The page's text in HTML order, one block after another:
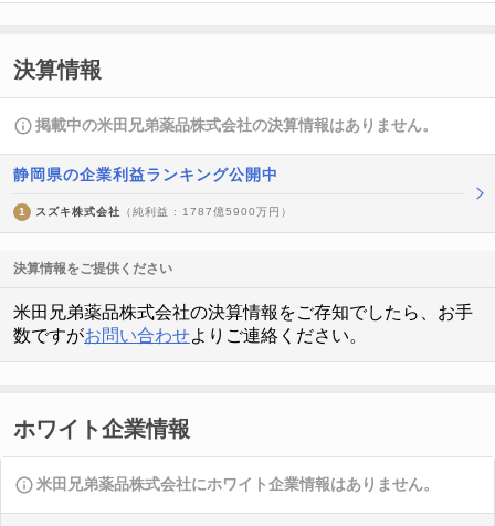
決算情報
掲載中の米田兄弟薬品株式会社の決算情報はありません。
静岡県の企業利益ランキング公開中
1 スズキ株式会社 （純利益 : 1787億5900万円）
決算情報をご提供ください
米田兄弟薬品株式会社の決算情報をご存知でしたら、お手
数ですがお問い合わせよりご連絡ください。
ホワイト企業情報
米田兄弟薬品株式会社にホワイト企業情報はありません。